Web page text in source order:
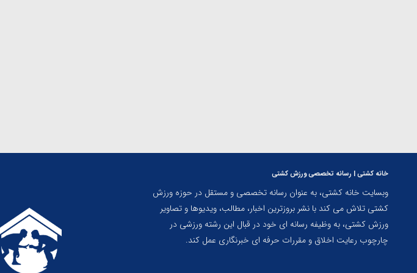
خانه کشتی | رسانه تخصصی ورزش کشتی
وبسایت خانه کشتی، به عنوان رسانه تخصصی و مستقل در حوزه ورزش
کشتی تلاش می کند با نشر بروزترین اخبار، مطالب، ویدیوها و تصاویر
ورزش کشتی، به وظیفه رسانه ای خود در قبال این رشته ورزشی در
چارچوب رعایت اخلاق و مقررات حرفه ای خبرنگاری عمل کند.